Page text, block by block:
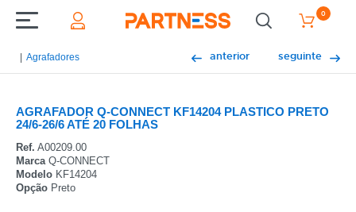
0
Agrafadores anterior seguinte
AGRAFADOR Q-CONNECT KF14204 PLASTICO PRETO
24/6-26/6 ATÉ 20 FOLHAS
Ref. A00209.00
MarcaQ-CONNECT
Modelo KF14204
Opção Preto